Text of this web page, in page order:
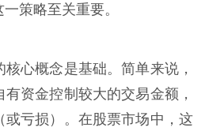
策略至关重要。
心概念是基础。简单来说，
资金控制较大的交易金额，
或亏损）。在股票市场中，这